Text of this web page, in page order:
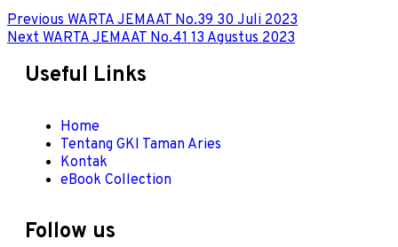
Previous WARTA JEMAAT No.39 30 Juli 2023
Next WARTA JEMAAT No.41 13 Agustus 2023
Useful Links
Home
Tentang GKI Taman Aries
Kontak
eBook Collection
Follow us